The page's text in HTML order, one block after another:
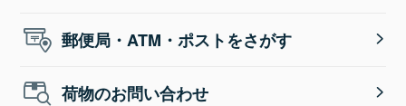
郵便局・ATM・ポストをさがす
荷物のお問い合わせ